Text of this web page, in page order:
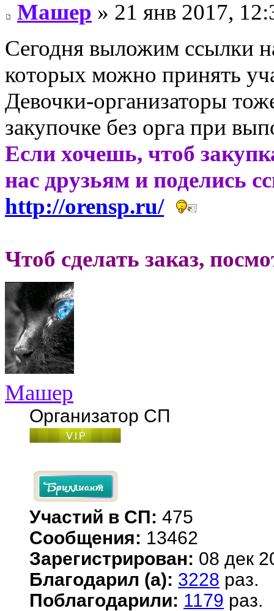
Машер » 21 янв 2017,
Сегодня выложим ссылки
которых можно принять
Девочки-организаторы
закупочке без орга при
Если хочешь, чтоб
нас друзьям и поделись
http://orensp.ru/
Чтоб сделать заказ,
Машер
Организатор СП
Участий в СП: 475
Сообщения: 13462
Зарегистрирован: 08 дек
Благодарил (а): 3228 раз.
Поблагодарили: 1179 раз.